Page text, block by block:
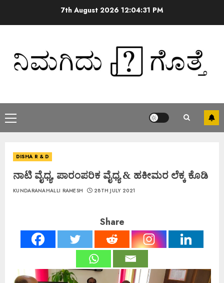
7th August 2026 12:04:31 PM
DISHA R & D
ನಾಟಿ ವೈಧ್ಯ, ಪಾರಂಪರಿಕ ವೈಧ್ಯ & ಹಕೀಮರ ಲೆಕ್ಕ ಕೊಡಿ
KUNDARANAHALLI RAMESH 28TH JULY 2021
Share